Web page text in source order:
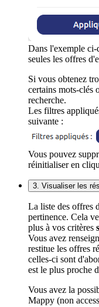
Dans l'exemple ci-
seules les offres
Si vous obtenez
certains mots-clés
recherche.
Les filtres
suivante :
Vous pouvez
réinitialiser en
3. Visualiser les
La liste des offres
pertinence. Cela
plus à vos critères
Vous avez
restitue les offres
celles-ci sont
est le plus proche
Vous avez la
Mappy (non